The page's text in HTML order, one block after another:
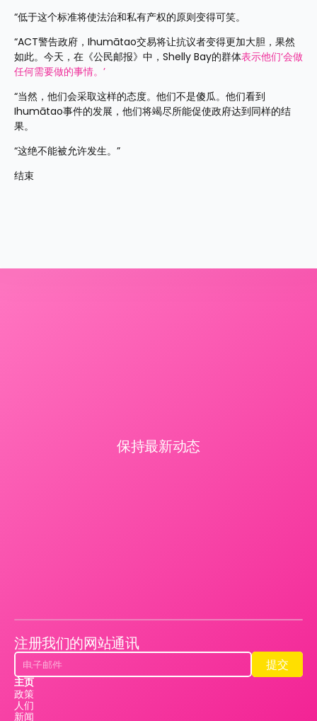
“低于这个标准将使法治和私有产权的原则变得可笑。
“ACT警告政府，Ihumātao交易将让抗议者变得更加大胆，果然
如此。今天，在《公民邮报》中，Shelly Bay的群体表示他们‘会做
任何需要做的事情。’
“当然，他们会采取这样的态度。他们不是傻瓜。他们看到
Ihumātao事件的发展，他们将竭尽所能促使政府达到同样的结
果。
“这绝不能被允许发生。”
结束
保持最新动态
注册我们的网站通讯
提交
提交
主页
政策
人们
新闻